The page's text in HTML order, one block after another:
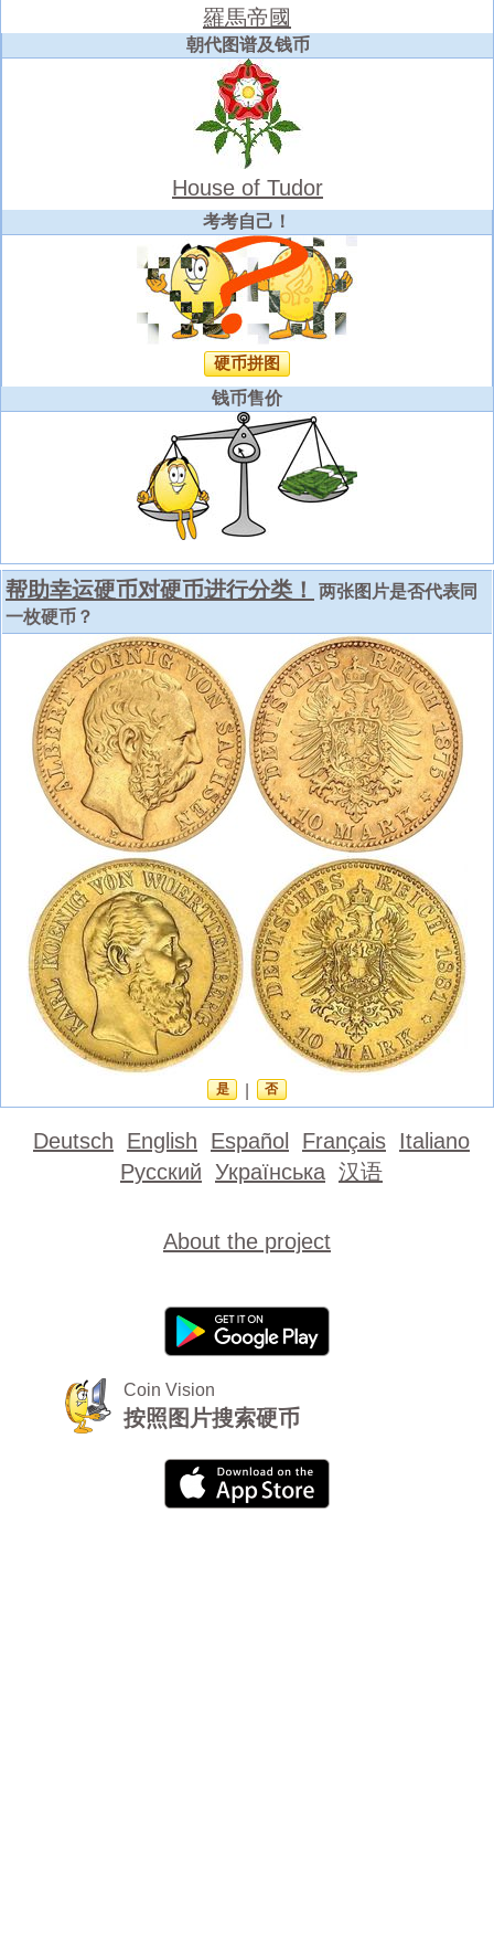
羅馬帝國
朝代图谱及钱币
House of Tudor
考考自己！
硬币拼图
钱币售价
帮助幸运硬币对硬币进行分类！
两张图片是否代表同
一枚硬币？
是 否
Deutsch English Español Français Italiano
Русский Українська 汉语
About the project
Coin Vision
按照图片搜索硬币